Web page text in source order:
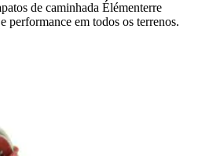
de caminhada Élémenterre
performance em todos os terrenos.